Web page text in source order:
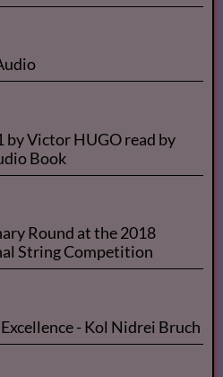
by Victor HUGO read by
Book
Round at the 2018
String Competition
- Kol Nidrei Bruch